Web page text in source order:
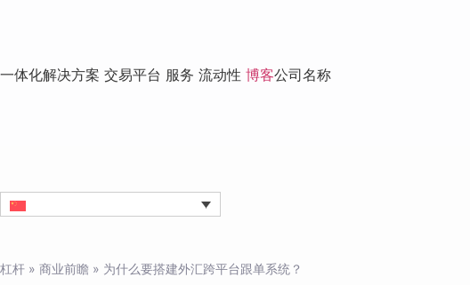
一体化解决方案 交易平台 服务 流动性 博客公司名称
杠杆 » 商业前瞻 » 为什么要搭建外汇跨平台跟单系统？